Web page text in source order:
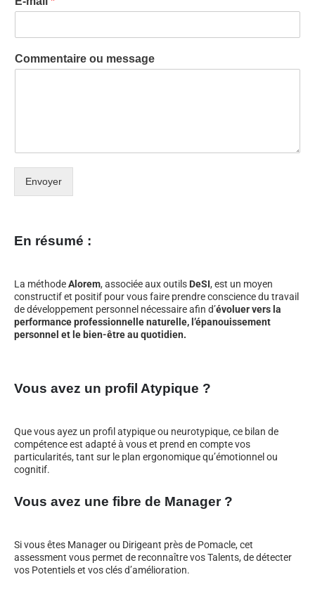
Commentaire ou message
Envoyer
En résumé :
La méthodeAlorem, associée aux outils DeSI, est un moyen
constructif et positif pour vous faire prendre conscience du travail
de développement personnel nécessaire afin d’évoluer vers la
performance professionnelle naturelle, l’épanouissement
personnel et le bien-être au quotidien.
Vous avez un profil Atypique ?
Que vous ayez un profil atypique ou neurotypique, ce bilan de
compétence est adapté à vous et prend en compte vos
particularités, tant sur le plan ergonomique qu’émotionnel ou
cognitif.
Vous avez une fibre de Manager ?
Si vous êtes Manager ou Dirigeant près de Pomacle, cet
assessment vous permet de reconnaître vos Talents, de détecter
vos Potentiels et vos clés d’amélioration.